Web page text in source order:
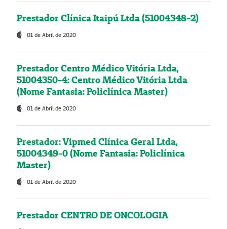
Prestador Clínica Itaipú Ltda (51004348-2)
01 de Abril de 2020
Prestador Centro Médico Vitória Ltda,
51004350-4: Centro Médico Vitória Ltda
(Nome Fantasia: Policlínica Master)
01 de Abril de 2020
Prestador: Vipmed Clínica Geral Ltda,
51004349-0 (Nome Fantasia: Policlínica
Master)
01 de Abril de 2020
Prestador CENTRO DE ONCOLOGIA